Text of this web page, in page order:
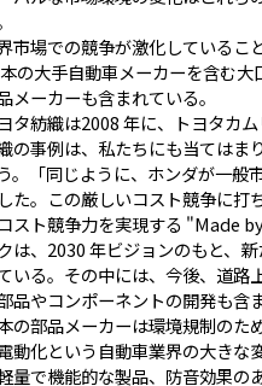
市場での競争が激化しているこ
の大手自動車メーカーを含む
メーカーも含まれている。
タ紡織は2008 年に、トヨタカ
の事例は、私たちにも当ては
。「同じように、ホンダが一
た。この厳しいコスト競争に
スト競争力を実現する "Made
は、2030 年ビジョンのもと、
いる。その中には、今後、道
品やコンポーネントの開発も含
の部品メーカーは環境規制のた
動化という自動車業界の大き
量で機能的な製品、防音効果の